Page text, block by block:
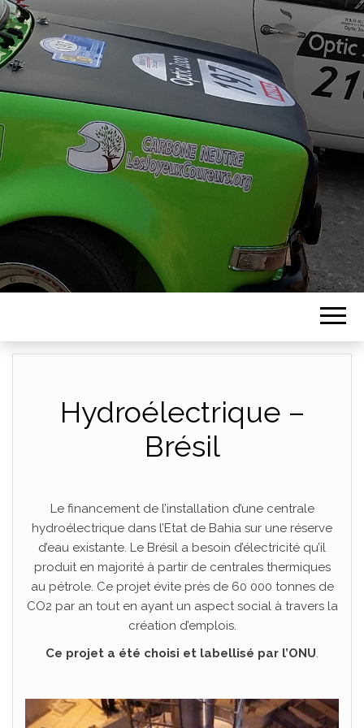
ASSOCIATION
LES JOYEUX
COUREURS
Hydroélectrique –
Brésil
Le financement de l’installation d’une centrale
hydroélectrique dans l’Etat de Bahia sur une réserve
d’eau existante. Le Brésil a besoin d’électricité qu’il
produit en majorité à partir de centrales thermiques
au pétrole. Ce projet évite près de 60 000 tonnes de
CO2 par an tout en ayant un aspect social à travers la
création d’emplois.
Ce projet a été choisi et labellisé par l’ONU.